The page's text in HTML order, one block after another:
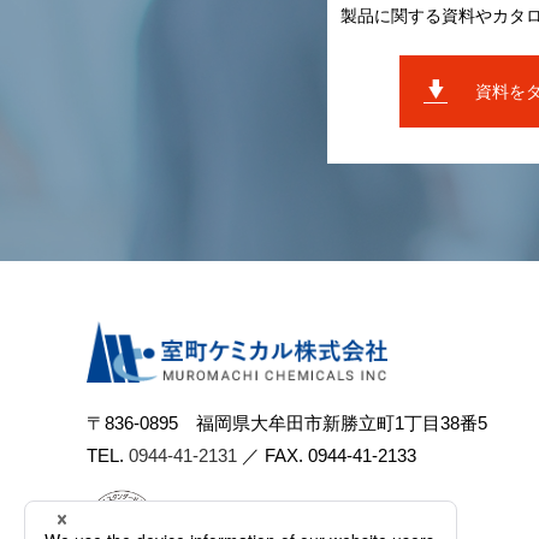
製品に関する資料やカタ
資料を
〒836-0895 福岡県⼤牟⽥市新勝⽴町1丁⽬38番5
TEL. 0944-41-2131 ／ FAX. 0944-41-2133